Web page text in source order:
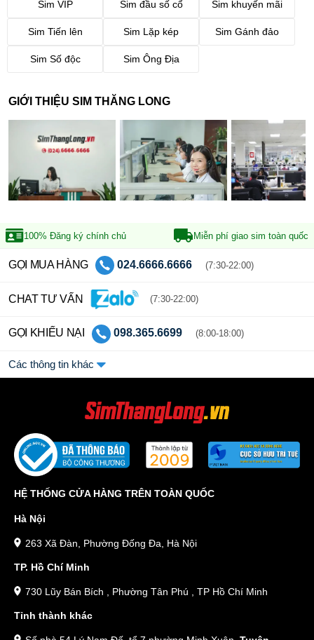
Sim VIP Sim đầu số cổ Sim khuyến mãi
Sim Tiến lên Sim Lặp kép Sim Gánh đảo
Sim Số độc Sim Ông Địa
GIỚI THIỆU SIM THĂNG LONG
100% Đăng ký chính chủ Miễn phí giao sim toàn quốc
GỌI MUA HÀNG 024.6666.6666 (7:30-22:00)
CHAT TƯ VẤN (7:30-22:00)
GỌI KHIẾU NẠI 098.365.6699 (8:00-18:00)
Các thông tin khác
HỆ THỐNG CỬA HÀNG TRÊN TOÀN QUỐC
Hà Nội
263 Xã Đàn, Phường Đống Đa, Hà Nội
TP. Hồ Chí Minh
730 Lũy Bán Bích , Phường Tân Phú , TP Hồ Chí Minh
Tỉnh thành khác